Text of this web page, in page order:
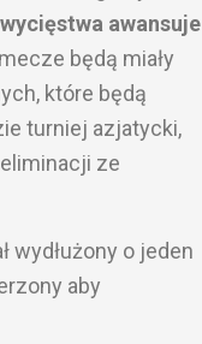
awansuje
będą miały
które będą
turniej azjatycki,
ze
wydłużony o jeden
aby